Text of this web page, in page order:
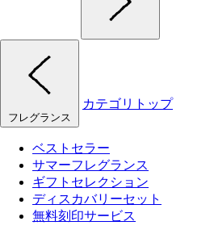
フレグランス
カテゴリトップ
ベストセラー
サマーフレグランス
ギフトセレクション
ディスカバリーセット
無料刻印サービス